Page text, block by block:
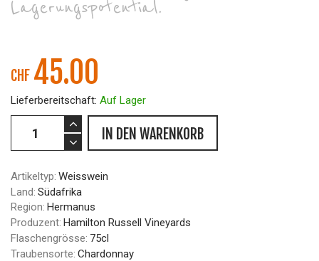
Lagerungspotential.
CHF 45.00
Lieferbereitschaft: Auf Lager
IN DEN WARENKORB
Artikeltyp: Weisswein
Land: Südafrika
Region: Hermanus
Produzent: Hamilton Russell Vineyards
Flaschengrösse: 75cl
Traubensorte: Chardonnay